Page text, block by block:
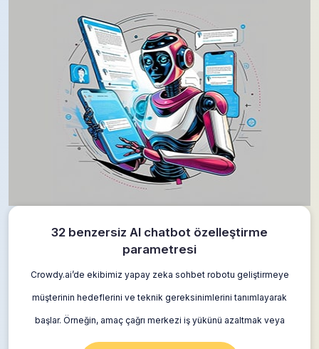
32 benzersiz AI chatbot özelleştirme
parametresi
Crowdy.ai’de ekibimiz yapay zeka sohbet robotu geliştirmeye
müşterinin hedeflerini ve teknik gereksinimlerini tanımlayarak
başlar. Örneğin, amaç çağrı merkezi iş yükünü azaltmak veya
SSS işlemede otomasyon düzeyini artırmak olabilirken, teknik